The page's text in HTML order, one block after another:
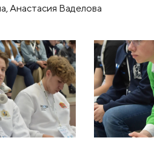
Анастасия Ваделова